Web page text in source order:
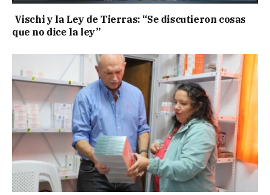
Vischi y la Ley de Tierras: “Se discutieron cosas
que no dice la ley”